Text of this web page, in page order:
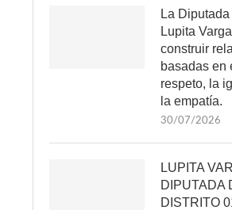
La Diputada
Lupita
construir
basadas en
respeto, la
la empatía.
30/07/2026
LUPITA
DIPUTADA
DISTRITO